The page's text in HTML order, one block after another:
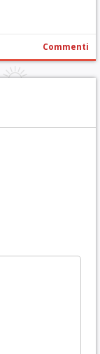
Commenti